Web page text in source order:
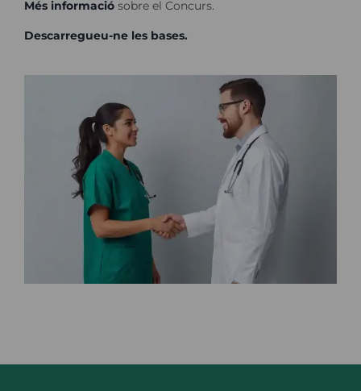
Més informaciósobre el Concurs.
Descarregueu-ne les bases.